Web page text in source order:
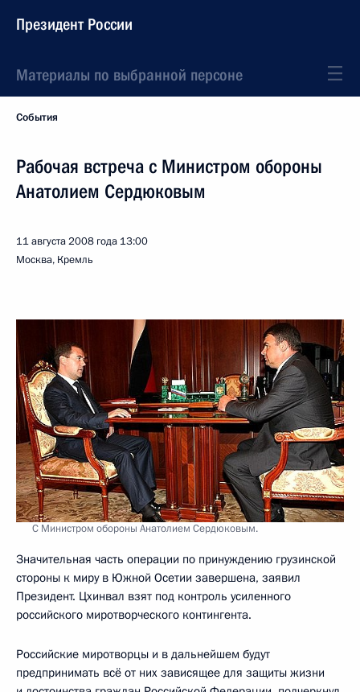
Президент России
Материалы по выбранной персоне
События
Рабочая встреча с Министром обороны
Анатолием Сердюковым
11 августа 2008 года 13:00
Москва, Кремль
С Министром обороны Анатолием Сердюковым.
Значительная часть операции по принуждению грузинской
стороны к миру в Южной Осетии завершена, заявил
Президент. Цхинвал взят под контроль усиленного
российского миротворческого контингента.
Российские миротворцы и в дальнейшем будут
предпринимать всё от них зависящее для защиты жизни